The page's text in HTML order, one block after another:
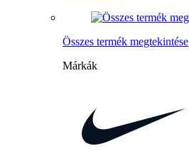
Összes termék megtekintése
Márkák